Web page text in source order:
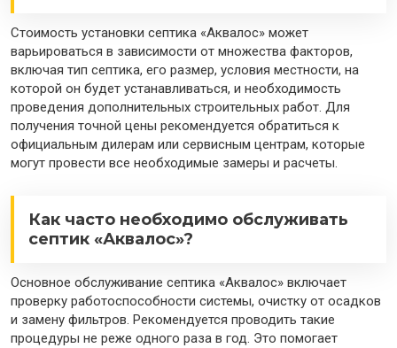
Стоимость установки септика «Аквалос» может
варьироваться в зависимости от множества факторов,
включая тип септика, его размер, условия местности, на
которой он будет устанавливаться, и необходимость
проведения дополнительных строительных работ. Для
получения точной цены рекомендуется обратиться к
официальным дилерам или сервисным центрам, которые
могут провести все необходимые замеры и расчеты.
Как часто необходимо обслуживать
септик «Аквалос»?
Основное обслуживание септика «Аквалос» включает
проверку работоспособности системы, очистку от осадков
и замену фильтров. Рекомендуется проводить такие
процедуры не реже одного раза в год. Это помогает